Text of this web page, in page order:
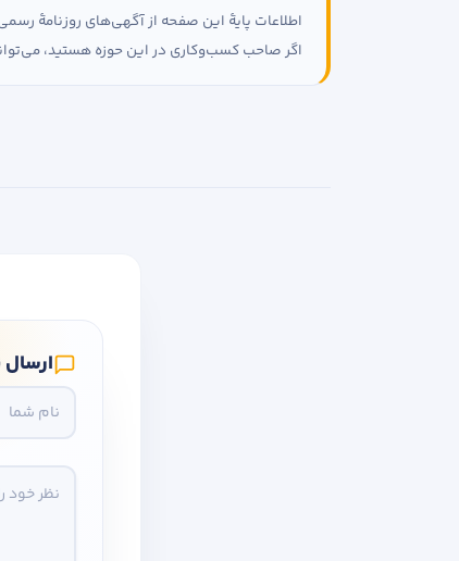
اطلاعات پایهٔ این صفحه از آگهی‌های روزنامهٔ
اگر صاحب کسب‌وکاری در این حوزه هستید،
ارسال